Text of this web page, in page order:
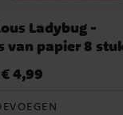
Ladybug -
van papier 8
:€ 4,99
€ 4,99